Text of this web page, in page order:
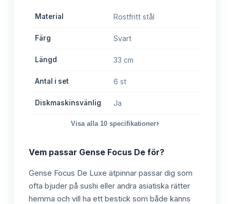
Material Rostfritt stål
Färg Svart
Längd 33 cm
Antal i set 6 st
Diskmaskinsvänlig Ja
Visa alla 10 specifikationer›
Vem passar Gense Focus De för?
Gense Focus De Luxe ätpinnar passar dig som
ofta bjuder på sushi eller andra asiatiska rätter
hemma och vill ha ett bestick som både känns